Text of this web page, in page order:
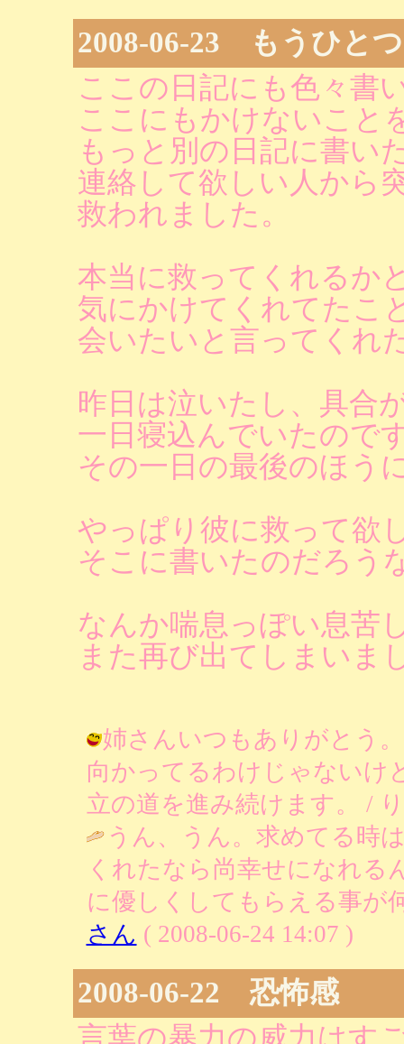
2008-06-23 もうひと
ここの日記にも色々書
ここにもかけないこと
もっと別の日記に書い
連絡して欲しい人から
救われました。
本当に救ってくれるか
気にかけてくれてたこ
会いたいと言ってくれ
昨日は泣いたし、具合
一日寝込んでいたので
その一日の最後のほう
やっぱり彼に救って欲
そこに書いたのだろう
なんか喘息っぽい息苦
また再び出てしまいま
姉さんいつもありがとう
向かってるわけじゃないけ
立の道を進み続けます。 /
うん、うん。求めてる時
くれたなら尚幸せになれる
に優しくしてもらえる事が
さん ( 2008-06-24 14:07 )
2008-06-22 恐怖感